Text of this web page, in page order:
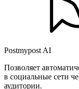
Postmypost AI
Позволяет
в социальные сети
аудитории.